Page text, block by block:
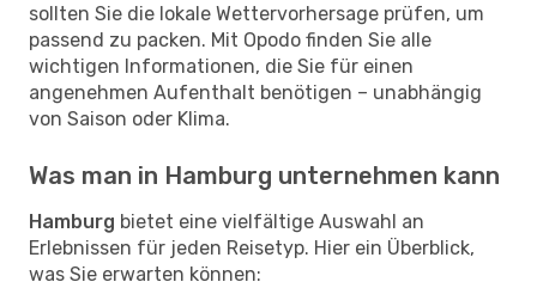
sollten Sie die lokale Wettervorhersage prüfen, um
passend zu packen. Mit Opodo finden Sie alle
wichtigen Informationen, die Sie für einen
angenehmen Aufenthalt benötigen – unabhängig
von Saison oder Klima.
Was man in Hamburg unternehmen kann
Hamburg bietet eine vielfältige Auswahl an
Erlebnissen für jeden Reisetyp. Hier ein Überblick,
was Sie erwarten können: